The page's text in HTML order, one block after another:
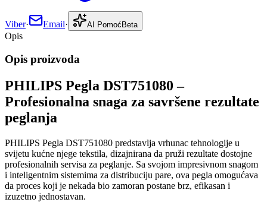
Viber· Email· AI Pomoć Beta
Opis
Opis proizvoda
PHILIPS Pegla DST751080 –
Profesionalna snaga za savršene rezultate
peglanja
PHILIPS Pegla DST751080 predstavlja vrhunac tehnologije u
svijetu kućne njege tekstila, dizajnirana da pruži rezultate dostojne
profesionalnih servisa za peglanje. Sa svojom impresivnom snagom
i inteligentnim sistemima za distribuciju pare, ova pegla omogućava
da proces koji je nekada bio zamoran postane brz, efikasan i
izuzetno jednostavan.